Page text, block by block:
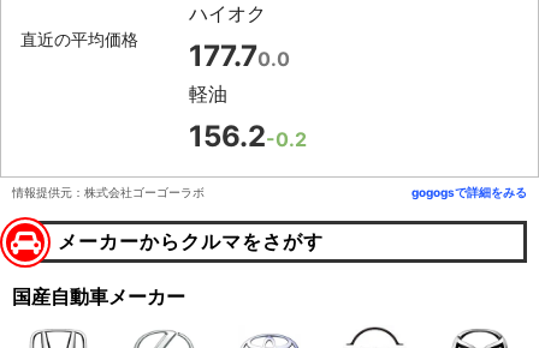
直近の平均価格
ハイオク
177.70.0
軽油
156.2-0.2
情報提供元：株式会社ゴーゴーラボ gogogsで詳細をみる
メーカーからクルマをさがす
国産自動車メーカー